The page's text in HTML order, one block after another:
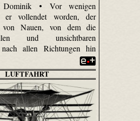
• Vor wenigen
er vollendet worden, der
von Nauen, von dem die
und unsichtbaren
nach allen Richtungen hin
LUFTFAHRT